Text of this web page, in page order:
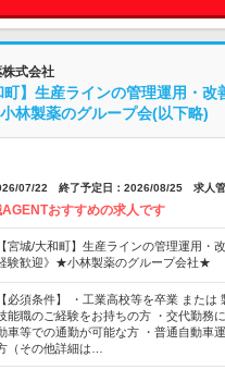
式会社
町】生産ラインの管理運用・
林製薬のグループ会(以下略)
07/22 終了予定日：2026/08/25 求人
おすすめの求人です
【宮城/大和町】生産ラインの管理運用・
験歓迎》★小林製薬のグループ会社★
【必須条件】 ・工業高校等を卒業 または
能職のご経験をお持ちの方 ・交代勤務
車等での通勤が可能な方 ・普通自動車
（その他詳細は…